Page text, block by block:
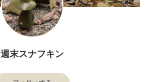
週末スナフキン